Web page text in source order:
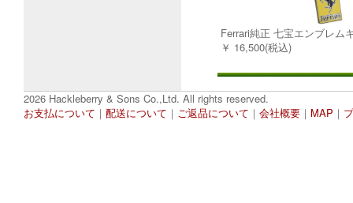
Ferrari純正 七宝エンブレム
￥ 16,500(税込)
2026 Hackleberry & Sons Co.,Ltd. All rights reserved.
お支払について ｜ 配送について ｜ ご返品について ｜ 会社概要 ｜ MAP ｜